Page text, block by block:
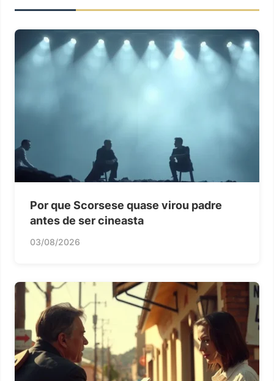
Por que Scorsese quase virou padre
antes de ser cineasta
03/08/2026